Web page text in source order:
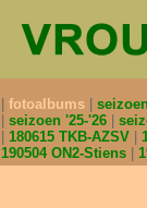
fotoalbums
seizoen '25-'26
180615 TKB-AZSV
190504 ON2-Stiens